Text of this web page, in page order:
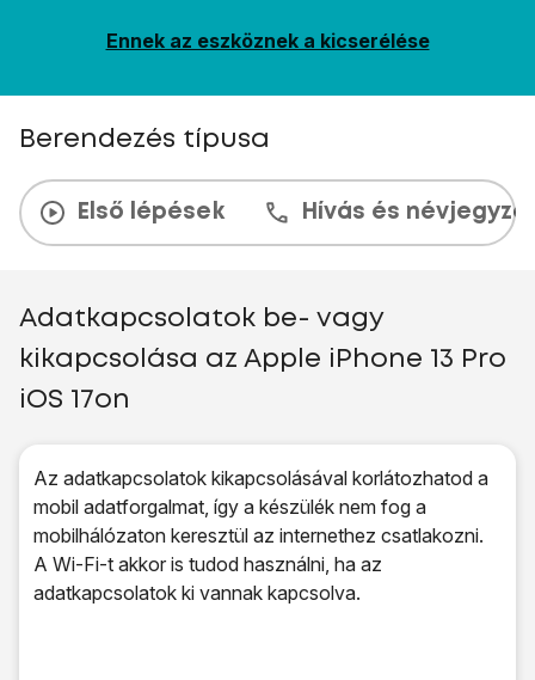
Ennek az eszköznek a kicserélése
Berendezés típusa
Első lépések Hívás és
Adatkapcsolatok be- vagy
kikapcsolása az Apple iPhone 13 Pro
iOS 17on
Az adatkapcsolatok kikapcsolásával korlátozhatod a
mobil adatforgalmat, így a készülék nem fog a
mobilhálózaton keresztül az internethez csatlakozni.
A Wi-Fi-t akkor is tudod használni, ha az
adatkapcsolatok ki vannak kapcsolva.